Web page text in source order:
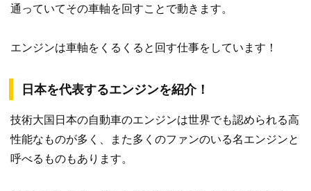
通っていてその車軸を回すことで動きます。
エンジンは車軸をくるくると回す仕事をしています！
日本を代表するエンジンを紹介！
技術大国日本の自動車のエンジンは世界でも認められる高
性能なものが多く、また多くのファンのいる名エンジンと
呼べるものもあります。